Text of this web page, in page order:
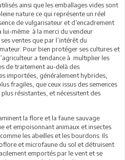
ainsi que les emballages vides sont
nature ce qui représente un réel
de vulgarisateur et d’encadrement
lui-même à la merci du vendeur
ventes que par l’intérêt du
Pour bien protéger ses cultures et
a tendance à multiplier les
de traitement au-delà des
importées, généralement hybrides,
fragiles, que ceux issus des semences
résistantes, et nécessitent des
la flore et la faune sauvage
et empoisonnant animaux et insectes
les abeilles et les bourdons. Ils
et microfaune du sol et détruisent
emportés par le vent et se